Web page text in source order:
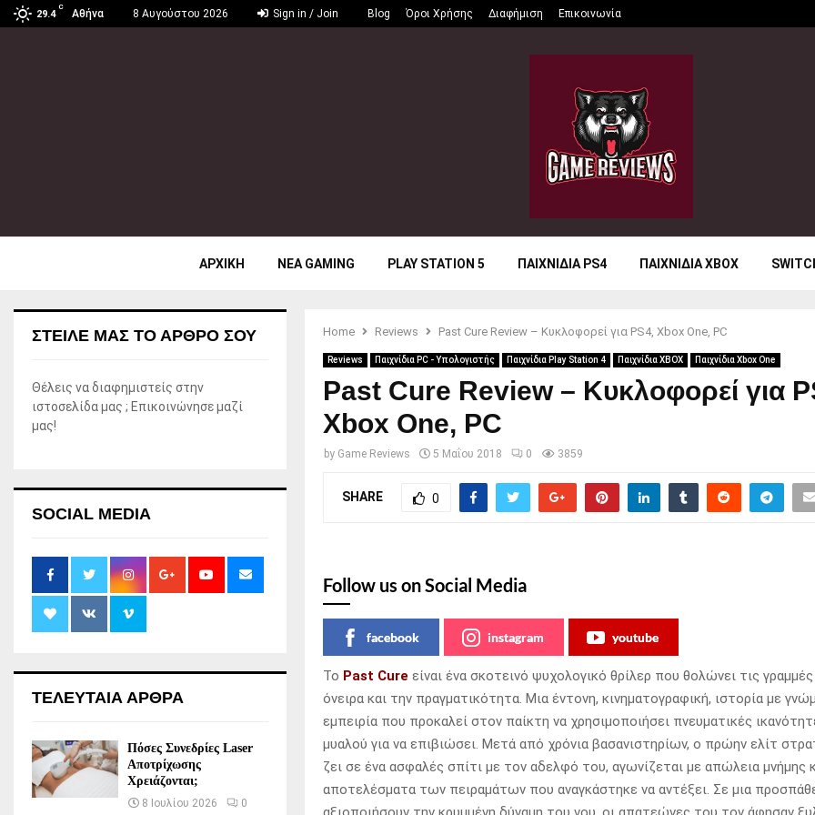
29.4
C
Αθήνα 8 Αυγούστου 2026 Sign in / Join Blog Όροι Χρήσης Διαφήμιση Επικοινωνία
ΑΡΧΙΚΗ ΝΕΑ GAMING PLAY STATION 5 ΠΑΙΧΝΙΔΙΑ PS4 ΠΑΙΧΝΙΔΙΑ XBOX
Home Reviews Past Cure Review – Κυκλοφορεί για PS4, Xbox One, PC
Reviews Παιχνίδια PC - Υπολογιστής Παιχνίδια Play Station 4 Παιχνίδια XBOX Παιχνίδια Xbox One
Past Cure Review – Κυκλοφορεί για
Xbox One, PC
by Game Reviews 5 Μαΐου 2018 0 3859
SHARE 0
Follow us on Social Media
facebook instagram youtube
Το Past Cure είναι ένα σκοτεινό ψυχολογικό θρίλερ που θολώνει τις
όνειρα και την πραγματικότητα. Μια έντονη, κινηματογραφική, ιστορία με
εμπειρία που προκαλεί στον παίκτη να χρησιμοποιήσει πνευματικές
μυαλού για να επιβιώσει. Μετά από χρόνια βασανιστηρίων, ο πρώην ελίτ
ζει σε ένα ασφαλές σπίτι με τον αδελφό του, αγωνίζεται με απώλεια μνήμης
αποτελέσματα των πειραμάτων που αναγκάστηκε να αντέξει. Σε μια
ΣΤΕΊΛΕ ΜΑΣ ΤΟ ΆΡΘΡΟ ΣΟΥ
Θέλεις να διαφημιστείς στην
ιστοσελίδα μας ; Επικοινώνησε μαζί
μας!
SOCIAL MEDIA
ΤΕΛΕΥΤΑΙΑ ΑΡΘΡΑ
Πόσες Συνεδρίες Laser
Αποτρίχωσης
Χρειάζονται;
8 Ιουλίου 2026 0